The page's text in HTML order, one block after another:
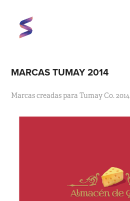
MARCAS TUMAY 2014
Marcas creadas para Tumay Co. 2014